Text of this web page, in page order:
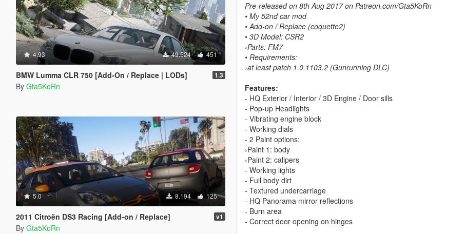
4.93 49.524 451
BMW Lumma CLR 750 [Add-On / Replace | LODs] 1.3
By Gta5KoRn
5.0 8.194 125
2011 Citroën DS3 Racing [Add-on / Replace] v1
By Gta5KoRn
Pre-released on 8th Aug 2017 on Patreon.com/Gta5KoRn
• My 52nd car mod
• Add-on / Replace (coquette2)
• 3D Model: CSR2
›Parts: FM7
• Requirements:
›at least patch 1.0.1103.2 (Gunrunning DLC)
Features:
- HQ Exterior / Interior / 3D Engine / Door sills
- Pop-up Headlights
- Vibrating engine block
- Working dials
- 2 Paint options:
›Paint 1: body
›Paint 2: calipers
- Working lights
- Full body dirt
- Textured undercarriage
- HQ Panorama mirror reflections
- Burn area
- Correct door opening on hinges